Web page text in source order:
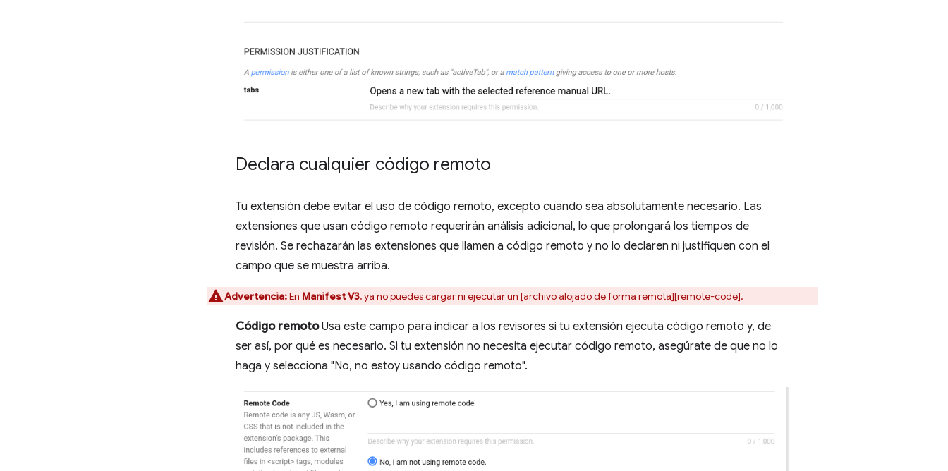
Declara cualquier código remoto
Tu extensión debe evitar el uso de código remoto, excepto cuando sea absolutamente necesario. Las
extensiones que usan código remoto requerirán análisis adicional, lo que prolongará los tiempos de
revisión. Se rechazarán las extensiones que llamen a código remoto y no lo declaren ni justifiquen con el
campo que se muestra arriba.
Advertencia:En Manifest V3, ya no puedes cargar ni ejecutar un [archivo alojado de forma remota][remote-code].
Código remotoUsa este campo para indicar a los revisores si tu extensión ejecuta código remoto y, de
ser así, por qué es necesario. Si tu extensión no necesita ejecutar código remoto, asegúrate de que no lo
haga y selecciona "No, no estoy usando código remoto".